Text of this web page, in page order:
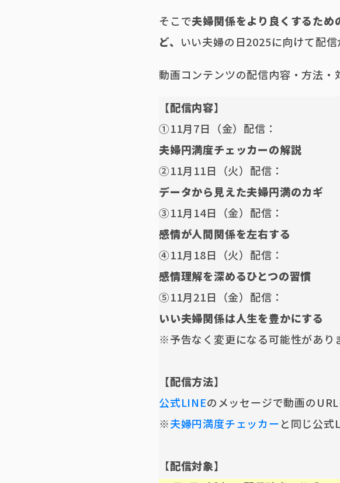
そこで夫婦関係をより良くするた
ど、 いい夫婦の日2025に向けて配信
動画コンテンツの配信内容・方法・
【配信内容】
①11月7日（金）配信：
夫婦円満度チェッカーの解説
②11月11日（火）配信：
データから見えた夫婦円満のカギ
③11月14日（金）配信：
感情が人間関係を左右する
④11月18日（火）配信：
感情理解を深めるひとつの習慣
⑤11月21日（金）配信：
いい夫婦関係は人生を豊かにする
※予告なく変更になる可能性があり
【配信方法】
公式LINEのメッセージで動画の
※夫婦円満度チェッカーと同じ公式
【配信対象】